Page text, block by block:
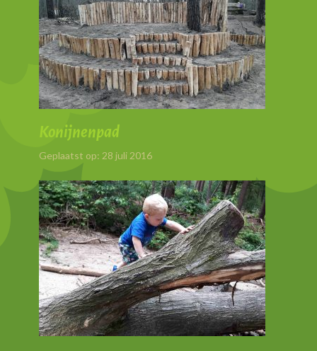
Konijnenpad
Geplaatst op: 28 juli 2016